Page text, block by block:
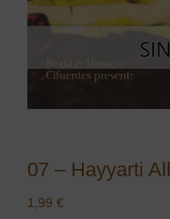
07 – Hayyarti
1,99 €